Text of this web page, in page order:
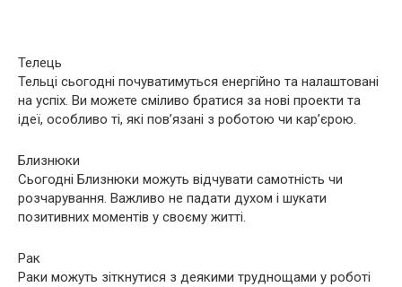
Телець
Тельці сьогодні почуватимуться енергійно та налаштовані
на успіх. Ви можете сміливо братися за нові проекти та
ідеї, особливо ті, які пов’язані з роботою чи кар’єрою.
Близнюки
Сьогодні Близнюки можуть відчувати самотність чи
розчарування. Важливо не падати духом і шукати
позитивних моментів у своєму житті.
Рак
Раки можуть зіткнутися з деякими труднощами у роботі